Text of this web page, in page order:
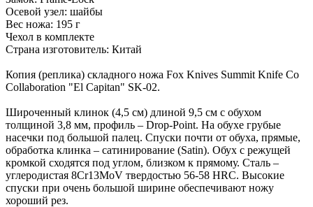
Осевой узел: шайбы
Вес ножа: 195 г
Чехол в комплекте
Страна изготовитель: Китай
Копия (реплика) складного ножа Fox Knives Summit Knife Co
Collaboration "El Capitan" SK-02.
Широченный клинок (4,5 см) длиной 9,5 см с обухом
толщиной 3,8 мм, профиль – Drop-Point. На обухе грубые
насечки под большой палец. Спуски почти от обуха, прямые,
обработка клинка – сатинирование (Satin). Обух с режущей
кромкой сходятся под углом, близком к прямому. Сталь –
углеродистая 8Cr13MoV твердостью 56-58 HRC. Высокие
спуски при очень большой ширине обеспечивают ножу
хороший рез.